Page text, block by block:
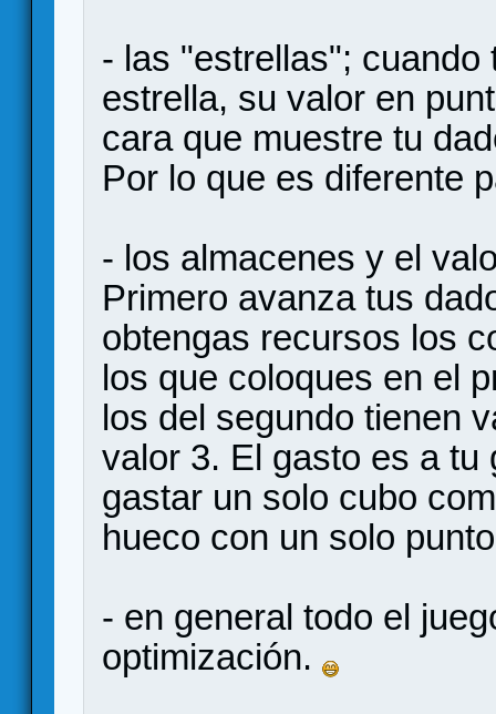
- las "estrellas";
estrella, su valor en
cara que muestre tu
Por lo que es diferente
- los almacenes y el
Primero avanza tus
obtengas recursos los
los que coloques en el
los del segundo tienen
valor 3. El gasto es a
gastar un solo cubo
hueco con un solo
- en general todo el
optimización.